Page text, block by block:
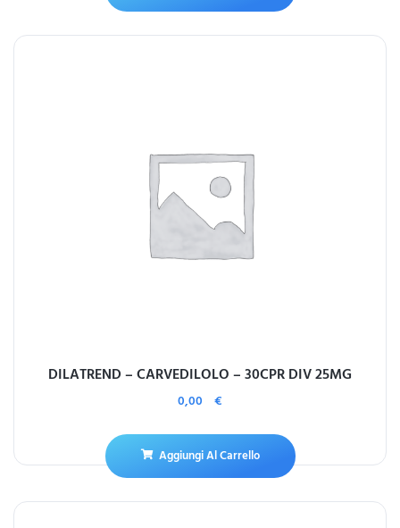
DILATREND – CARVEDILOLO – 30CPR DIV 25MG
0,00 €
Aggiungi Al Carrello